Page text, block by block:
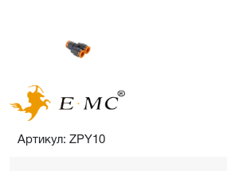
Артикул: ZPY10